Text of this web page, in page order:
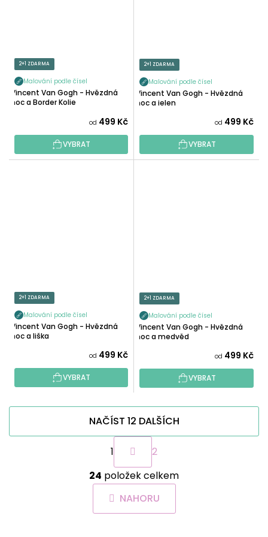
2+1 ZDARMA
Malování podle čísel
Vincent Van Gogh - Hvězdná
noc a Border Kolie
od 499 Kč
VYBRAT
2+1 ZDARMA
Malování podle čísel
Vincent Van Gogh - Hvězdná
noc a jelen
od 499 Kč
VYBRAT
2+1 ZDARMA
Malování podle čísel
Vincent Van Gogh - Hvězdná
noc a liška
od 499 Kč
VYBRAT
2+1 ZDARMA
Malování podle čísel
Vincent Van Gogh - Hvězdná
noc a medvěd
od 499 Kč
VYBRAT
O
v
l
á
d
NAČÍST 12 DALŠÍCH
S
t
r
á
n
k
o
1
2
24 položek celkem
NAHORU